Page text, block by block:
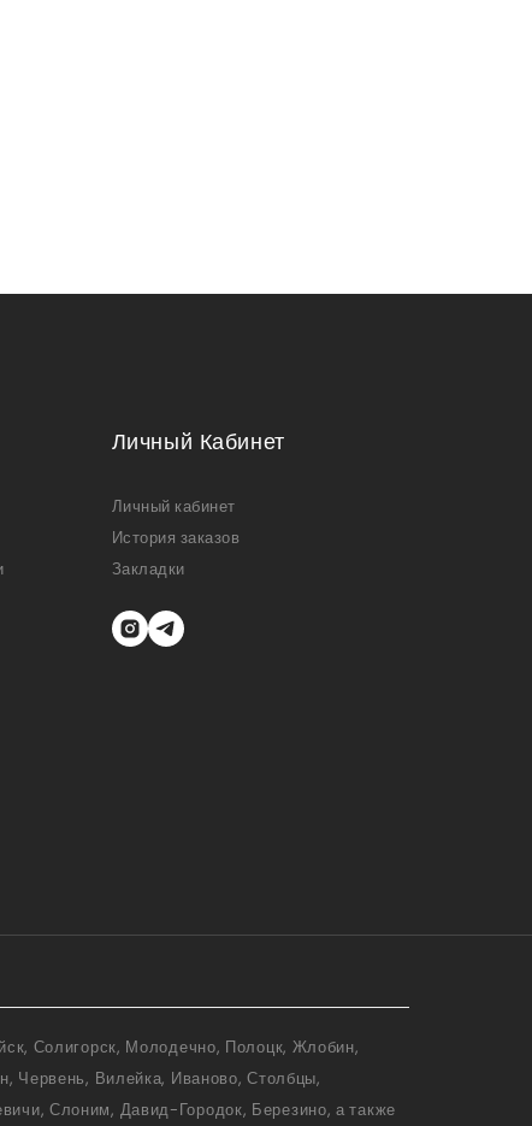
Личный Кабинет
Личный кабинет
История заказов
Закладки
Солигорск, Молодечно, Полоцк, Жлобин,
Червень, Вилейка, Иваново, Столбцы,
Слоним, Давид-Городок, Березино, а также